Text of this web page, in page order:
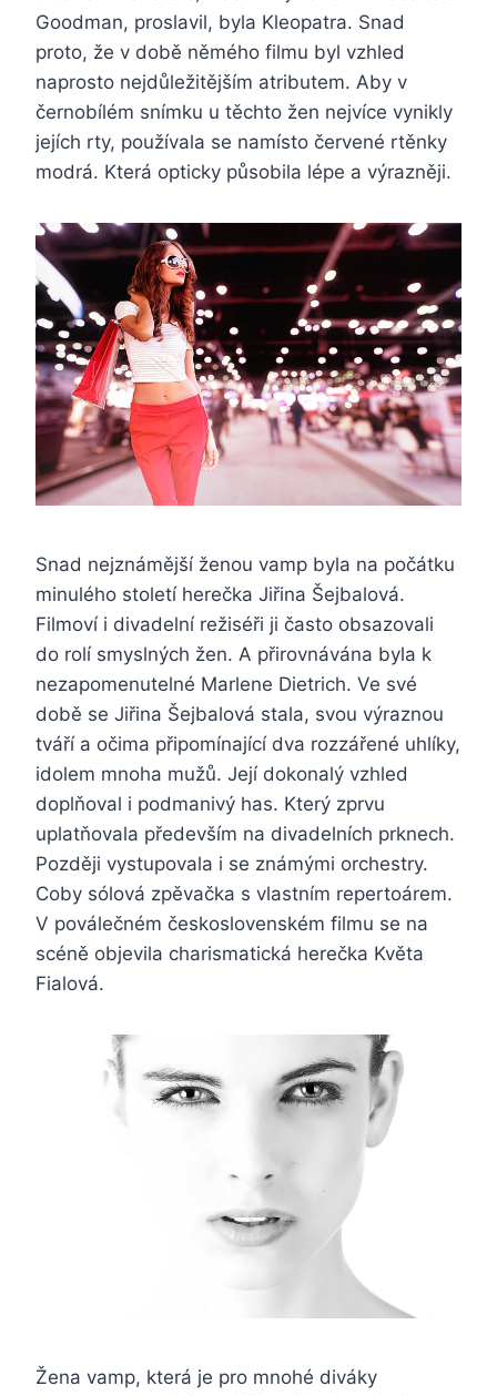
Goodman, proslavil, byla Kleopatra. Snad
proto, že v době němého filmu byl vzhled
naprosto nejdůležitějším atributem. Aby v
černobílém snímku u těchto žen nejvíce vynikly
jejích rty, používala se namísto červené rtěnky
modrá. Která opticky působila lépe a výrazněji.
Snad nejznámější ženou vamp byla na počátku
minulého století herečka Jiřina Šejbalová.
Filmoví i divadelní režiséři ji často obsazovali
do rolí smyslných žen. A přirovnávána byla k
nezapomenutelné Marlene Dietrich. Ve své
době se Jiřina Šejbalová stala, svou výraznou
tváří a očima připomínající dva rozzářené uhlíky,
idolem mnoha mužů. Její dokonalý vzhled
doplňoval i podmanivý has. Který zprvu
uplatňovala především na divadelních prknech.
Později vystupovala i se známými orchestry.
Coby sólová zpěvačka s vlastním repertoárem.
V poválečném československém filmu se na
scéně objevila charismatická herečka Květa
Fialová.
Žena vamp, která je pro mnohé diváky